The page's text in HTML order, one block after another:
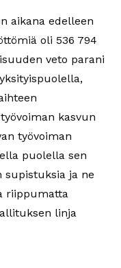
aikana edelleen
oli 536 794
veto parani
kasvun
työvoiman
puolella sen
supistuksia ja ne
riippumatta
linja